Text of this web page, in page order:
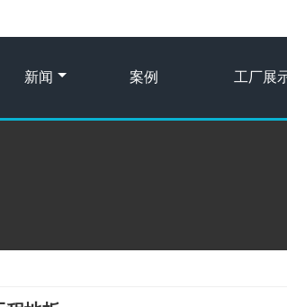
新闻 案例 工厂展